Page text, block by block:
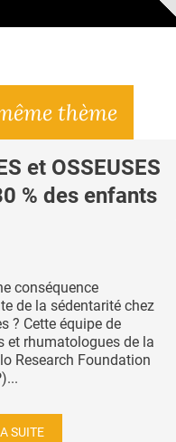
thème
et OSSEUSES
% des enfants
conséquence
de la sédentarité chez
? Cette équipe de
et rhumatologues de la
Research Foundation
SUITE